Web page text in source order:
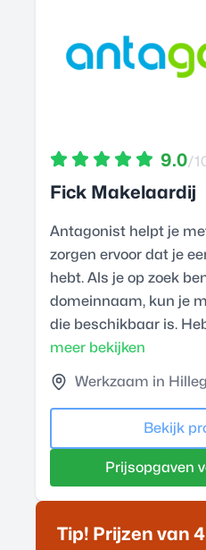
9.0/
Fick Makelaardij
Antagonist helpt je
zorgen ervoor dat je
hebt. Als je op zoek
domeinnaam, kun je
die beschikbaar is.
meer bekijken
Werkzaam in
Bekijk
Prijsopgaven
Tip! Prijzen van 4